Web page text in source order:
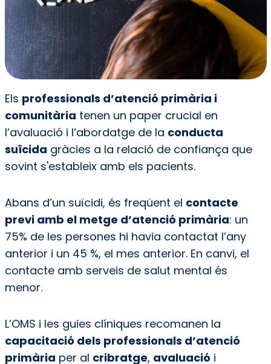
Els professionals d’atenció primària i
comunitària tenen un paper crucial en
l’avaluació i l’abordatge de la conducta
suïcida gràcies a la relació de confiança que
sovint s'estableix amb els pacients.
Abans d’un suïcidi, és freqüent el contacte
previ amb el metge d’atenció primària: un
75% de les persones hi havia contactat l’any
anterior i un 45 %, el mes anterior. En canvi, el
contacte amb serveis de salut mental és
menor.
L’OMS i les guies clíniques recomanen la
capacitació dels professionals d’atenció
primària per al cribratge, avaluació i